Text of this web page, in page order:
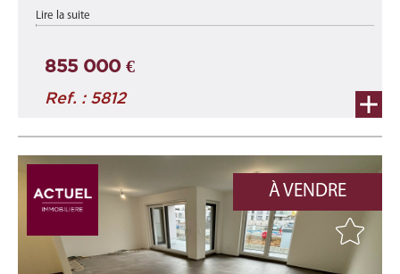
Appartement A4-A neuf d'une surface total de 107,88 m2 se
décomposant comme suit : une surface habitable de +/- 81,32
Lire la suite
855 000 €
Ref. : 5812
À VENDRE